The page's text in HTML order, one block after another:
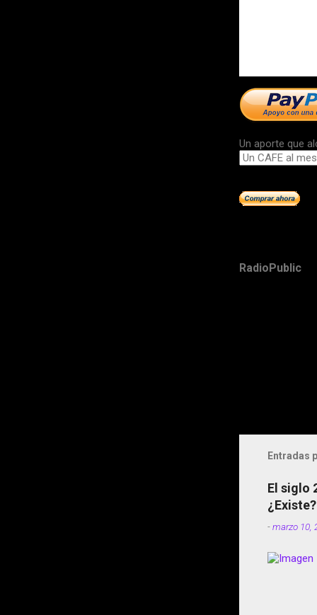
Un aporte que
RadioPublic
Entradas
El siglo
¿Existe?
-marzo 10,